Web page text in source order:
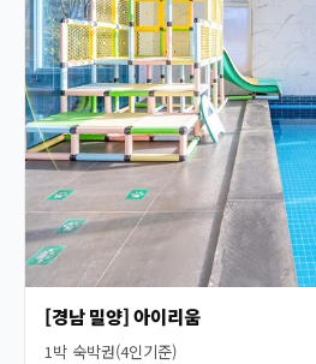
[경남 밀양] 아이리움
1박 숙박권(4인기준)